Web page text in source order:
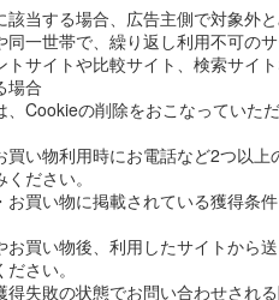
該当する場合、広告主側で対象外
同一世帯で、繰り返し利用不可の
トサイトや比較サイト、検索サイ
場合
、Cookieの削除をおこなっていた
買い物利用時にお電話など2つ以
ださい。
お買い物に掲載されている獲得条
お買い物後、利用したサイトから
さい。
得失敗の状態でお問い合わせされ